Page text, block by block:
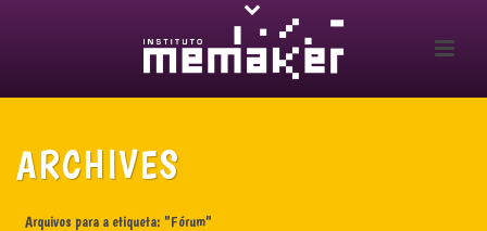
ARCHIVES
Arquivos para a etiqueta: "Fórum"